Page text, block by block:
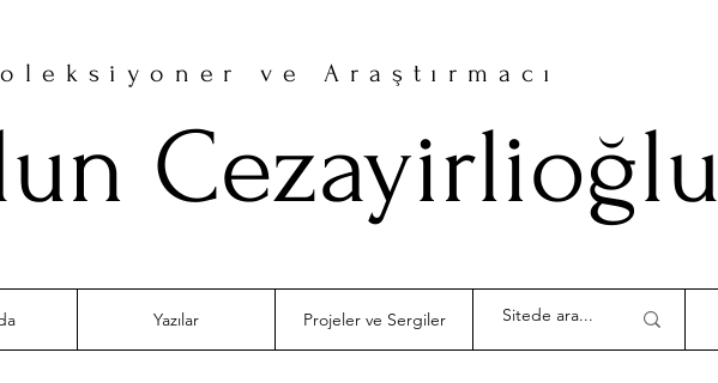
ve Araştırmacı
Cezayirlioğlu
Yazılar Projeler ve Sergiler